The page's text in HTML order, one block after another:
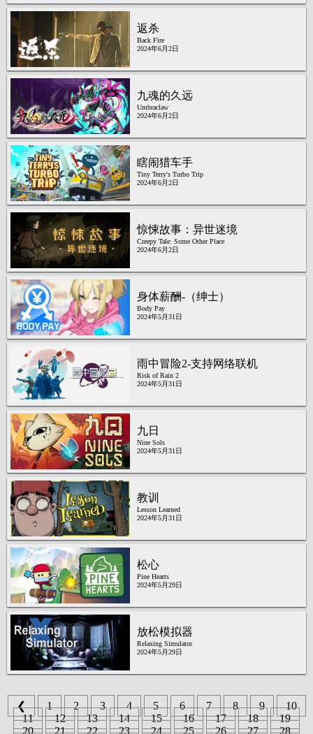
返杀
Back Fire
2024年6月2日
九魂的久远
Umbraclaw
2024年6月2日
瞎闹猎车手
Tiny Terry's Turbo Trip
2024年6月2日
惊悚故事：异世迷境
Creepy Tale: Some Other Place
2024年6月2日
身体薪酬-（绅士）
Body Pay
2024年5月31日
雨中冒险2-支持网络联机
Risk of Rain 2
2024年5月31日
九日
Nine Sols
2024年5月31日
教训
Lesson Learned
2024年5月31日
松心
Pine Hearts
2024年5月29日
放松模拟器
Relaxing Simulator
2024年5月29日
❮ 1 2 3 4 5 6 7 8 9
10
11
12 13 14 15 16 17 18
19
20
21 22 23 24 25 26 27 28